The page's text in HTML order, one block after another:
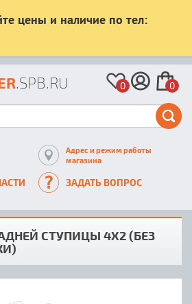
цены и наличие по тел:
.SPB.RU 0 0
Адрес и режим работы
магазина
ЗАДАТЬ ВОПРОС
СТУПИЦЫ 4X2 (БЕЗ